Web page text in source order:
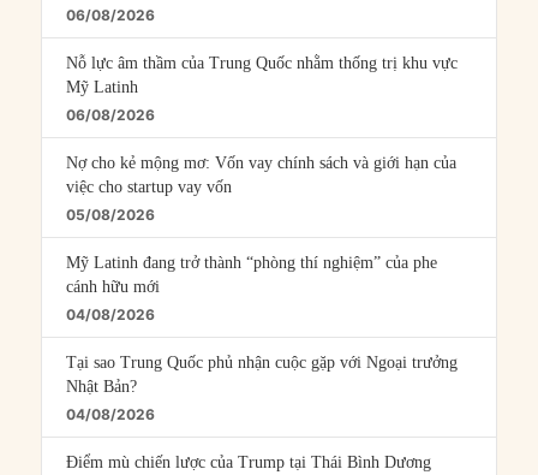
06/08/2026
Nỗ lực âm thầm của Trung Quốc nhằm thống trị khu vực
Mỹ Latinh
06/08/2026
Nợ cho kẻ mộng mơ: Vốn vay chính sách và giới hạn của
việc cho startup vay vốn
05/08/2026
Mỹ Latinh đang trở thành “phòng thí nghiệm” của phe
cánh hữu mới
04/08/2026
Tại sao Trung Quốc phủ nhận cuộc gặp với Ngoại trưởng
Nhật Bản?
04/08/2026
Điểm mù chiến lược của Trump tại Thái Bình Dương